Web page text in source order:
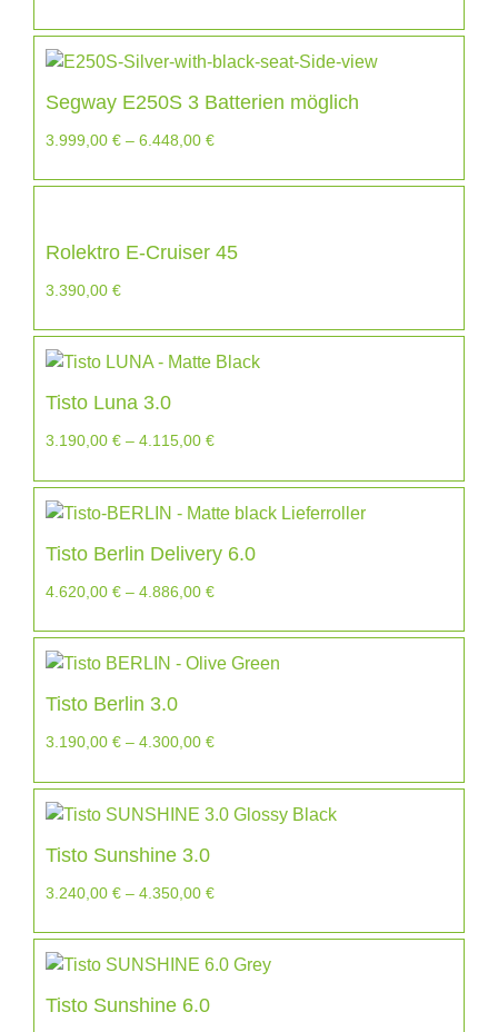
Segway E250S 3 Batterien möglich
3.999,00 € – 6.448,00 €
Rolektro E-Cruiser 45
3.390,00 €
Tisto Luna 3.0
3.190,00 € – 4.115,00 €
Tisto Berlin Delivery 6.0
4.620,00 € – 4.886,00 €
Tisto Berlin 3.0
3.190,00 € – 4.300,00 €
Tisto Sunshine 3.0
3.240,00 € – 4.350,00 €
Tisto Sunshine 6.0